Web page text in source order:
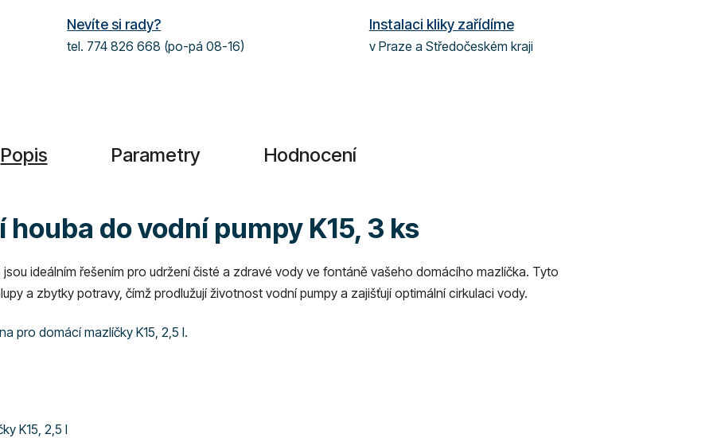
Nevíte si rady?
tel. 774 826 668 (po-pá 08-16)
Instalaci kliky zařídíme
v Praze a Středočeském kraji
Popis Parametry Hodnocení
do vodní pumpy K15, 3 ks
ideálním řešením pro udržení čisté a zdravé vody ve fontáně vašeho domácího mazlíčka. Tyto
a zbytky potravy, čímž prodlužují životnost vodní pumpy a zajišťují optimální cirkulaci vody.
pro domácí mazlíčky K15, 2,5 l.
K15, 2,5 l